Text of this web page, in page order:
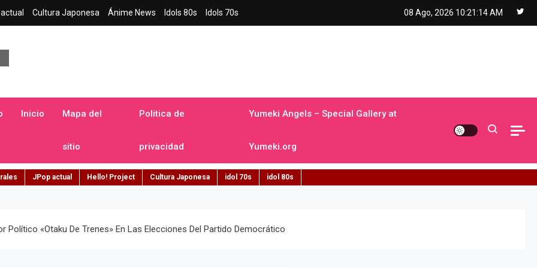
Cultura Japonesa Ánime News Idols 80s Idols 70s 08 Ago, 2026 10:21:15 AM
Inicio Mapa del
sitio
Politica de
privacidad
Yumeki Angels – Special Gallery at
Yumeki.org
JPop actual Hello! Project Cultura Japonesa idol 70s idol 80s
Político «otaku De Trenes» En Las Elecciones Del Partido Democrático